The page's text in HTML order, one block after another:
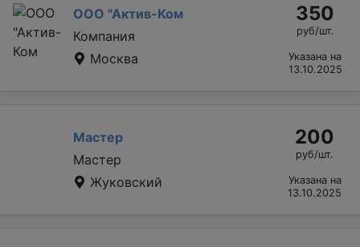
ООО "Актив-Ком
Компания
Москва
350
руб/шт.
Указана на
13.10.2025
Мастер
Мастер
Жуковский
200
руб/шт.
Указана на
13.10.2025